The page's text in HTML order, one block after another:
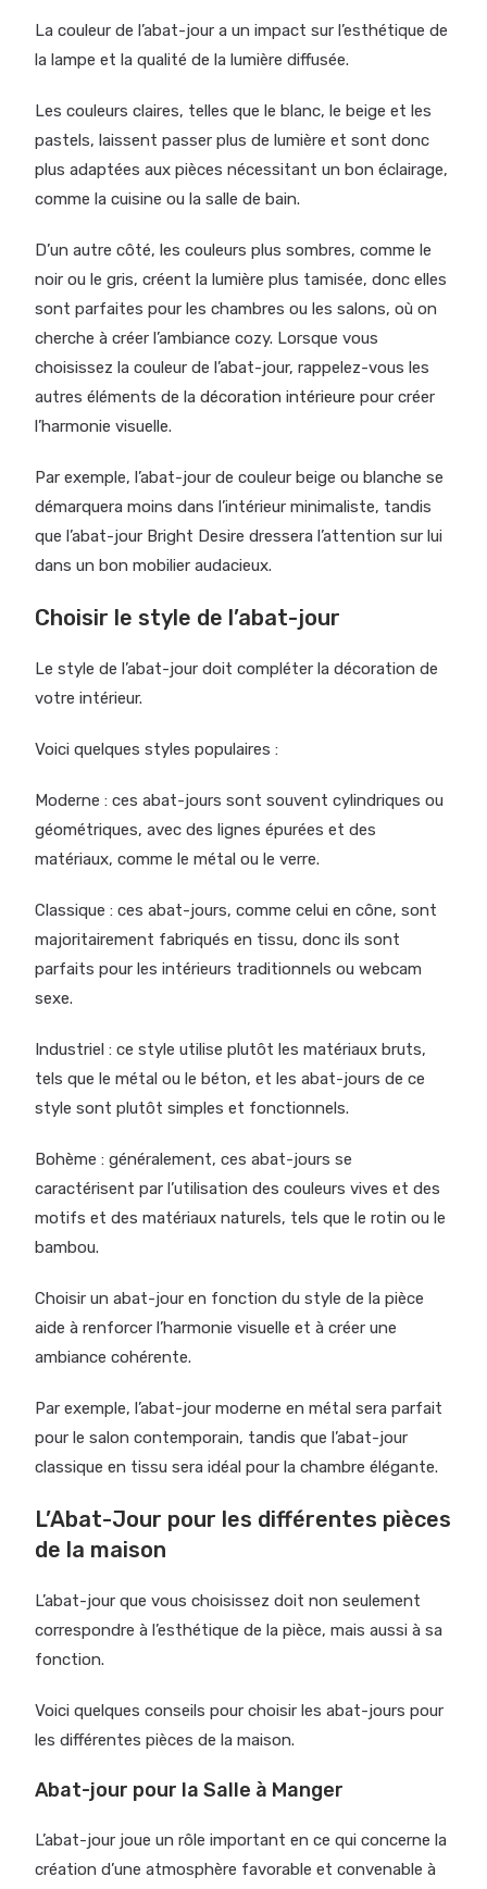
La couleur de l’abat-jour a un impact sur l’esthétique de
la lampe et la qualité de la lumière diffusée.
Les couleurs claires, telles que le blanc, le beige et les
pastels, laissent passer plus de lumière et sont donc
plus adaptées aux pièces nécessitant un bon éclairage,
comme la cuisine ou la salle de bain.
D’un autre côté, les couleurs plus sombres, comme le
noir ou le gris, créent la lumière plus tamisée, donc elles
sont parfaites pour les chambres ou les salons, où on
cherche à créer l’ambiance cozy. Lorsque vous
choisissez la couleur de l’abat-jour, rappelez-vous les
autres éléments de ladécoration intérieure pour créer
l’harmonie visuelle.
Par exemple, l’abat-jour de couleur beige ou blanche se
démarquera moins dans l’intérieur minimaliste, tandis
que l’abat-jour Bright Desire dressera l’attention sur lui
dans un bon mobilier audacieux.
Choisir le style de l’abat-jour
Le style de l’abat-jour doit compléter la décoration de
votre intérieur.
Voici quelques styles populaires :
Moderne : ces abat-jours sont souvent cylindriques ou
géométriques, avec des lignes épurées et des
matériaux, comme le métal ou le verre.
Classique : ces abat-jours, comme celui en cône, sont
majoritairement fabriqués en tissu, donc ils sont
parfaits pour les intérieurs traditionnels ou webcam
sexe.
Industriel : ce style utilise plutôt les matériaux bruts,
tels que le métal ou le béton, et les abat-jours de ce
style sont plutôt simples et fonctionnels.
Bohème : généralement, ces abat-jours se
caractérisent par l’utilisation des couleurs vives et des
motifs et des matériaux naturels, tels que le rotin ou le
bambou.
Choisir un abat-jour en fonction du style de la pièce
aide à renforcer l’harmonie visuelle et à créer une
ambiance cohérente.
Par exemple, l’abat-jour moderne en métal sera parfait
pour le salon contemporain, tandis que l’abat-jour
classique en tissu sera idéal pour la chambre élégante.
L’Abat-Jour pour les différentes pièces
de la maison
L’abat-jour que vous choisissez doit non seulement
correspondre à l’esthétique de la pièce, mais aussi à sa
fonction.
Voici quelques conseils pour choisir les abat-jours pour
les différentes pièces de la maison.
Abat-jour pour la Salle à Manger
L’abat-jour joue un rôle important en ce qui concerne la
création d’une atmosphère favorable et convenable à